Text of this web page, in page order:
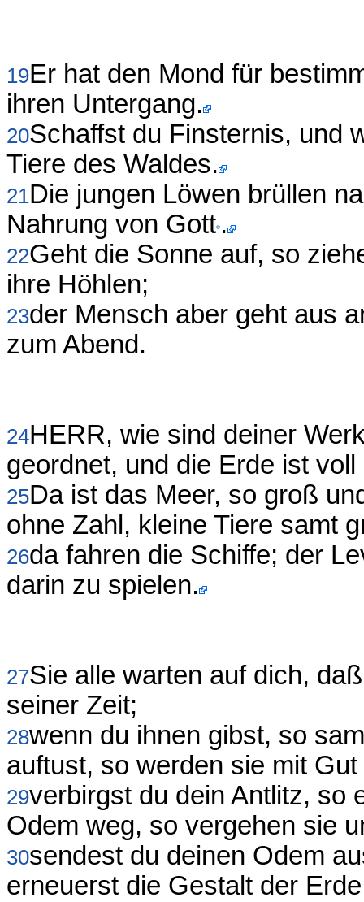
19Er hat den Mond für
ihren Untergang.
20Schaffst du Finsternis, und
Tiere des Waldes.
21Die jungen Löwen brüllen
Nahrung von Gott .
22Geht die Sonne auf, so
ihre Höhlen;
23der Mensch aber geht aus
zum Abend.
24HERR, wie sind deiner
geordnet, und die Erde ist
25Da ist das Meer, so groß
ohne Zahl, kleine Tiere samt
26da fahren die Schiffe; der
darin zu spielen.
27Sie alle warten auf dich,
seiner Zeit;
28wenn du ihnen gibst, so
auftust, so werden sie mit
29verbirgst du dein Antlitz, so
Odem weg, so vergehen sie
30sendest du deinen Odem
erneuerst die Gestalt der